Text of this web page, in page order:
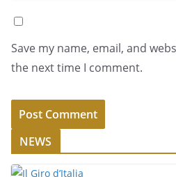
Save my name, email, and
the next time I comment.
NEWS